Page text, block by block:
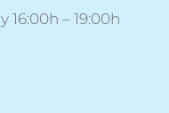
16:00h – 19:00h